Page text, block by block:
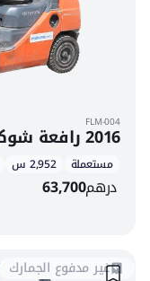
FLM-004
2016 رافعة شوكية ديزل تويوتا 8FDU25
مستعملة 2,952 س
درهم63,700
غير مدفوع الجمارك